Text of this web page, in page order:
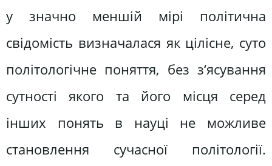
у значно меншій мірі політична
свідомість визначалася як цілісне, суто
політологічне поняття, без з‘ясування
сутності якого та його місця серед
інших понять в науці не можливе
становлення сучасної політології.